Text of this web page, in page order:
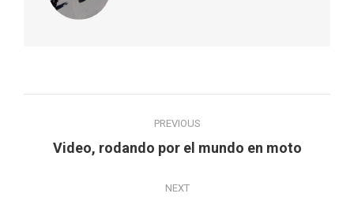
navigation
PREVIOUS
Previous
Video, rodando por el mundo en moto
NEXT